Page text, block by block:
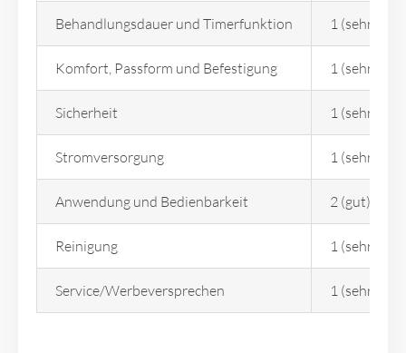
Behandlungsdauer und Timerfunktion 1 (sehr gut)
Komfort, Passform und Befestigung 1 (sehr gut)
Sicherheit 1 (sehr gut)
Stromversorgung 1 (sehr gut)
Anwendung und Bedienbarkeit 2 (gut)
Reinigung 1 (sehr gut)
Service/Werbeversprechen 1 (sehr gut)